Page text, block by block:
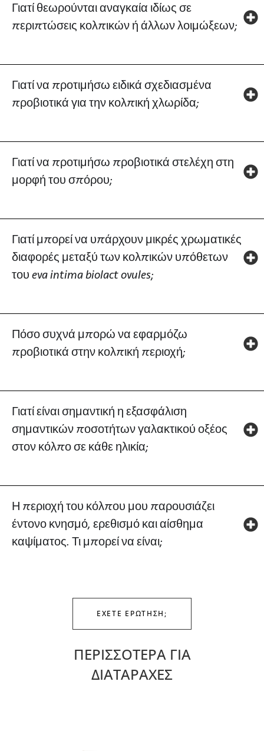
Γιατί θεωρούνται αναγκαία ιδίως σε
περιπτώσεις κολπικών ή άλλων λοιμώξεων;
Γιατί να προτιμήσω ειδικά σχεδιασμένα
προβιοτικά για την κολπική χλωρίδα;
Γιατί να προτιμήσω προβιοτικά στελέχη στη
μορφή του σπόρου;
Γιατί μπορεί να υπάρχουν μικρές χρωματικές
διαφορές μεταξύ των κολπικών υπόθετων
του eva intima biolact ovules;
Πόσο συχνά μπορώ να εφαρμόζω
προβιοτικά στην κολπική περιοχή;
Γιατί είναι σημαντική η εξασφάλιση
σημαντικών ποσοτήτων γαλακτικού οξέος
στον κόλπο σε κάθε ηλικία;
Η περιοχή του κόλπου μου παρουσιάζει
έντονο κνησμό, ερεθισμό και αίσθημα
καψίματος. Τι μπορεί να είναι;
ΕΧΕΤΕ ΕΡΩΤΗΣΗ;
ΠΕΡΙΣΣΟΤΕΡΑ ΓΙΑ
ΔΙΑΤΑΡΑΧΕΣ